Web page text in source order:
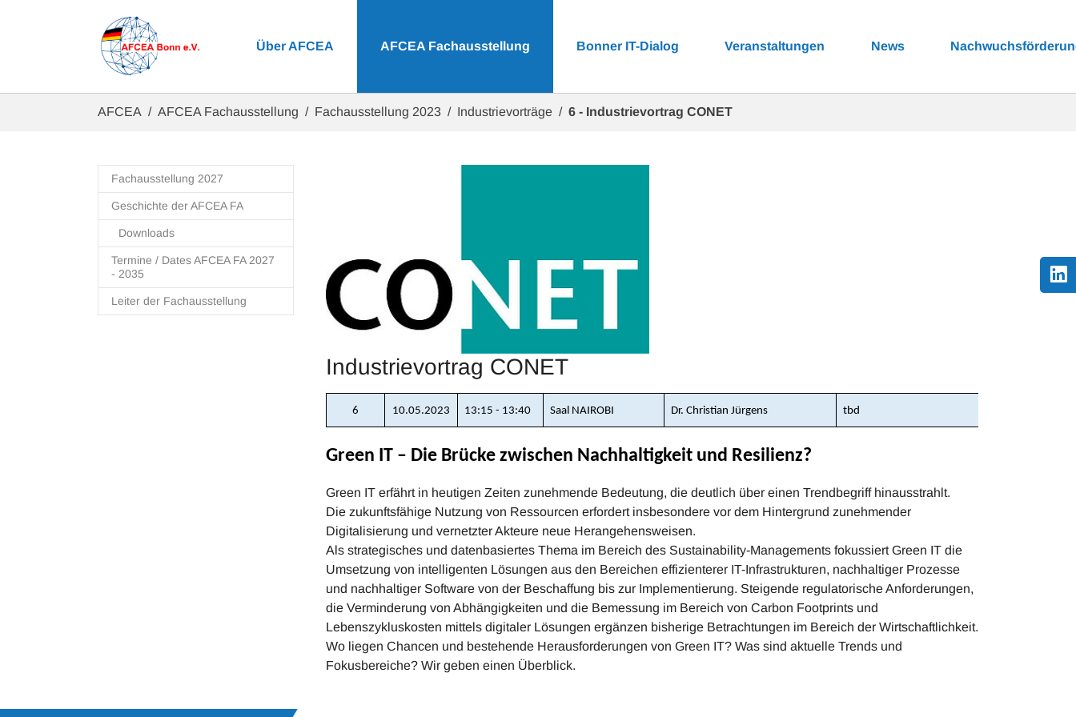
Über AFCEA AFCEA Fachausstellung Bonner IT-Dialog Veranstaltungen News
AFCEA AFCEA Fachausstellung Fachausstellung 2023 Industrievorträge 6 - Industrievortrag CONET
Fachausstellung 2027
Geschichte der AFCEA FA
Downloads
Termine / Dates AFCEA FA 2027
- 2035
Leiter der Fachausstellung
Industrievortrag CONET
6 10.05.2023 13:15 - 13:40 Saal NAIROBI Dr. Christian Jürgens tbd
Green IT – Die Brücke zwischen Nachhaltigkeit und Resilienz?
Green IT erfährt in heutigen Zeiten zunehmende Bedeutung, die deutlich über einen Trendbegriff hinausstrahlt.
Die zukunftsfähige Nutzung von Ressourcen erfordert insbesondere vor dem Hintergrund zunehmender
Digitalisierung und vernetzter Akteure neue Herangehensweisen.
Als strategisches und datenbasiertes Thema im Bereich des Sustainability-Managements fokussiert Green IT die
Umsetzung von intelligenten Lösungen aus den Bereichen effizienterer IT-Infrastrukturen, nachhaltiger Prozesse
und nachhaltiger Software von der Beschaffung bis zur Implementierung. Steigende regulatorische Anforderungen,
die Verminderung von Abhängigkeiten und die Bemessung im Bereich von Carbon Footprints und
Lebenszykluskosten mittels digitaler Lösungen ergänzen bisherige Betrachtungen im Bereich der Wirtschaftlichkeit.
Wo liegen Chancen und bestehende Herausforderungen von Green IT? Was sind aktuelle Trends und
Fokusbereiche? Wir geben einen Überblick.